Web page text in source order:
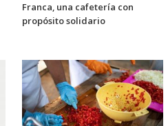
Franca, una cafetería con
propósito solidario